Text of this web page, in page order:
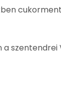
szentendrei